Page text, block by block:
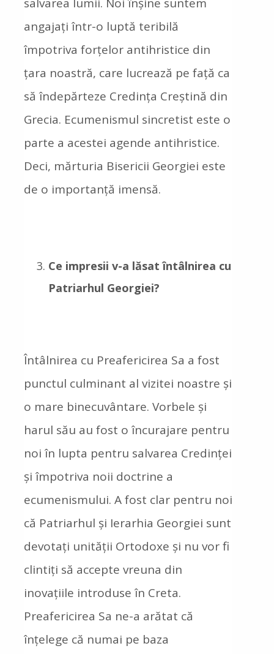
angajați într-o luptă teribilă
împotriva forțelor antihristice din
țara noastră, care lucrează pe față ca
să îndepărteze Credința Creștină din
Grecia. Ecumenismul sincretist este o
parte a acestei agende antihristice.
Deci, mărturia Bisericii Georgiei este
de o importanță imensă.
Ce impresii v-a lăsat întâlnirea cu
Patriarhul Georgiei?
Întâlnirea cu Preafericirea Sa a fost
punctul culminant al vizitei noastre și
o mare binecuvântare. Vorbele și
harul său au fost o încurajare pentru
noi în lupta pentru salvarea Credinței
și împotriva noii doctrine a
ecumenismului. A fost clar pentru noi
că Patriarhul și Ierarhia Georgiei sunt
devotați unității Ortodoxe și nu vor fi
clintiți să accepte vreuna din
inovațiile introduse în Creta.
Preafericirea Sa ne-a arătat că
înțelege că numai pe baza